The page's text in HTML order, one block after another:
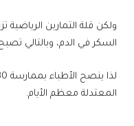
ولكن قلة التمارين الرياضية
السكر في الدم، وبالتالي
المعتدلة معظم الأيام.